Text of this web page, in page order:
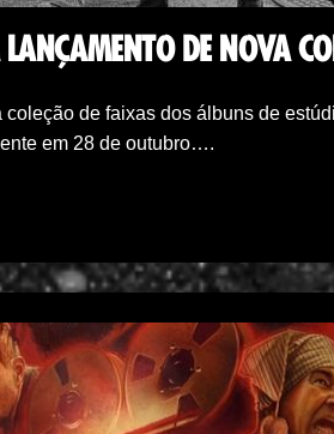
DE NOVA
coleção de faixas dos álbuns de
em 28 de outubro….